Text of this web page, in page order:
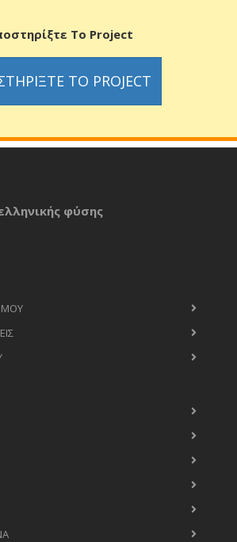
Το Project
ΤΟ PROJECT
φύσης
ΜΟΥ